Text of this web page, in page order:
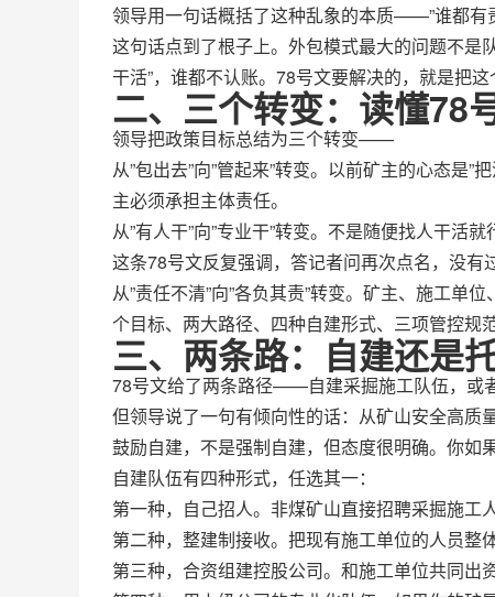
领导用一句话概括了这种乱象的本质——”谁都有
这句话点到了根子上。外包模式最大的问题不是
干活”，谁都不认账。78号文要解决的，就是把这
二、三个转变：读懂78
领导把政策目标总结为三个转变——
从”包出去”向”管起来”转变。以前矿主的心态是
主必须承担主体责任。
从”有人干”向”专业干”转变。不是随便找人干活
这条78号文反复强调，答记者问再次点名，没有
从”责任不清”向”各负其责”转变。矿主、施工单
个目标、两大路径、四种自建形式、三项管控规
三、两条路：自建还是
78号文给了两条路径——自建采掘施工队伍，或
但领导说了一句有倾向性的话：从矿山安全高质
鼓励自建，不是强制自建，但态度很明确。你如
自建队伍有四种形式，任选其一：
第一种，自己招人。非煤矿山直接招聘采掘施工
第二种，整建制接收。把现有施工单位的人员整
第三种，合资组建控股公司。和施工单位共同出